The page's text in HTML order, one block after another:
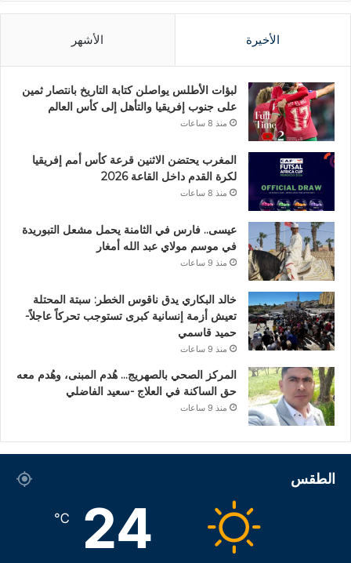
الأخيرة الأشهر
لبؤات الأطلس يواصلن كتابة التاريخ بانتصار ثمين
على جنوب إفريقيا والتأهل إلى كأس العالم
منذ 8 ساعات
المغرب يحتضن الاثنين قرعة كأس أمم إفريقيا
لكرة القدم داخل القاعة 2026
منذ 8 ساعات
عيسى.. فارس في الثامنة يحمل مشعل التبوريدة
في موسم مولاي عبد الله أمغار
منذ 9 ساعات
خالد البكاري يدق ناقوس الخطر: سبتة المحتلة
تعيش أزمة إنسانية كبرى تستوجب تحركاً عاجلاً-
حميد قاسمي
منذ 9 ساعات
المركز الصحي بالصهريج… هُدم المبنى، وهُدم معه
حق الساكنة في العلاج -سعيد الفاضلي
منذ 9 ساعات
الطقس
24
℃